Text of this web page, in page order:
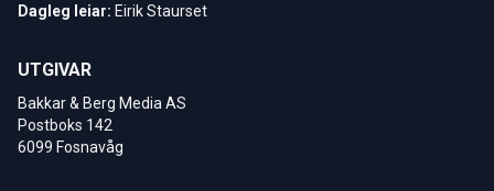
Dagleg leiar: Eirik Staurset
UTGIVAR
Bakkar & Berg Media AS
Postboks 142
6099 Fosnavåg